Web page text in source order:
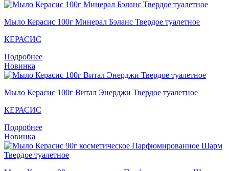
Мыло Керасис 100г Минерал Бэланс Твердое туалетное
КЕРАСИС
Подробнее
Новинка
Мыло Кераcис 100г Витал Энерджи Твердое туалетное
КЕРАСИС
Подробнее
Новинка